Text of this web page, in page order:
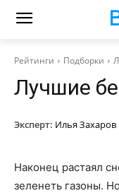
Рейтинги Подборки
Лучшие
Эксперт: Илья Захаров
Наконец растаял
зеленеть газоны.